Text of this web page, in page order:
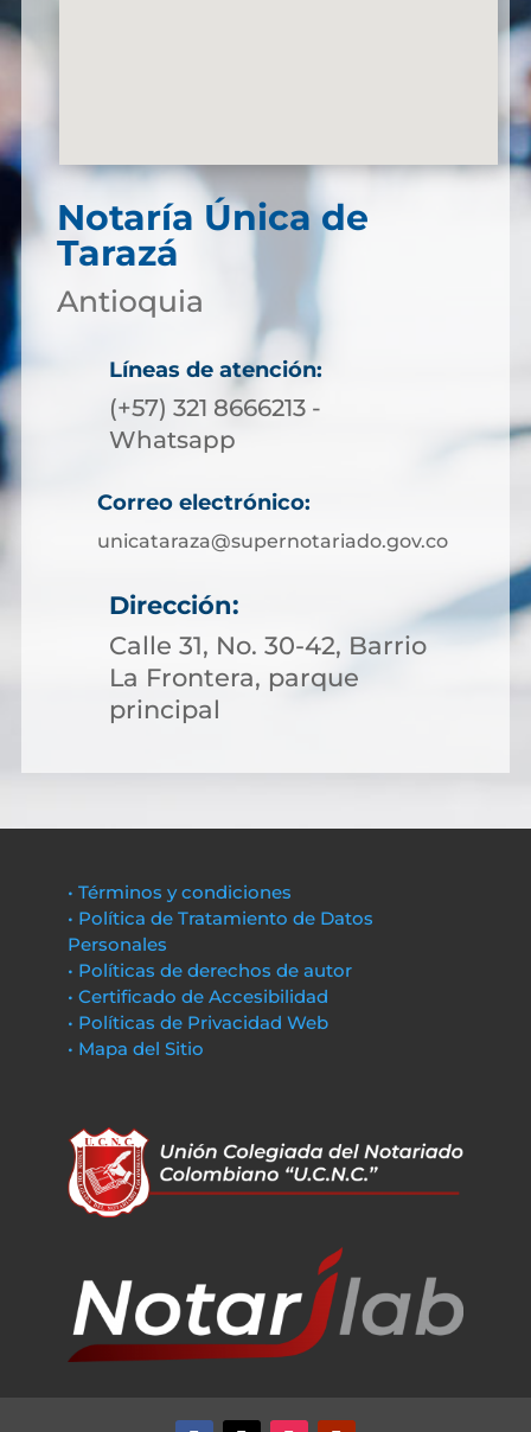
Notaría Única de
Tarazá
Antioquia
Líneas de atención:
(+57) 321 8666213 -
Whatsapp
Correo electrónico:
unicataraza@supernotariado.gov.co
Dirección:
Calle 31, No. 30-42, Barrio
La Frontera, parque
principal
• Términos y condiciones
• Política de Tratamiento de Datos
Personales
• Políticas de derechos de autor
• Certificado de Accesibilidad
• Políticas de Privacidad Web
• Mapa del Sitio